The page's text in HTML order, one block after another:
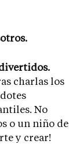
charlas los
No
o un niño de
y crear!